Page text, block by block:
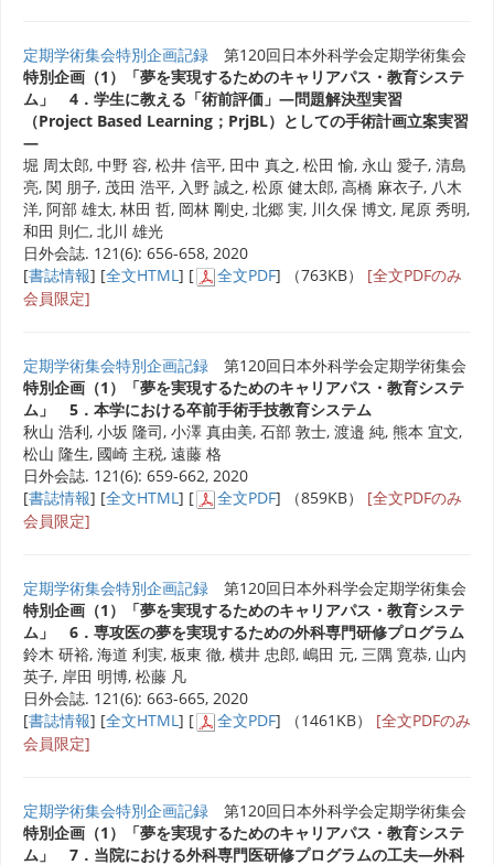
定期学術集会特別企画記録 第120回日本外科学会定期学術集会
特別企画（1）「夢を実現するためのキャリアパス・教育システ
ム」 4．学生に教える「術前評価」―問題解決型実習
（Project Based Learning；PrjBL）としての手術計画立案実習
―
堀 周太郎, 中野 容, 松井 信平, 田中 真之, 松田 愉, 永山 愛子, 清島
亮, 関 朋子, 茂田 浩平, 入野 誠之, 松原 健太郎, 高橋 麻衣子, 八木
洋, 阿部 雄太, 林田 哲, 岡林 剛史, 北郷 実, 川久保 博文, 尾原 秀明,
和田 則仁, 北川 雄光
日外会誌. 121(6): 656-658, 2020
[書誌情報] [全文HTML] [ 全文PDF] （763KB） [全文PDFのみ
会員限定]
定期学術集会特別企画記録 第120回日本外科学会定期学術集会
特別企画（1）「夢を実現するためのキャリアパス・教育システ
ム」 5．本学における卒前手術手技教育システム
秋山 浩利, 小坂 隆司, 小澤 真由美, 石部 敦士, 渡邉 純, 熊本 宜文,
松山 隆生, 國崎 主税, 遠藤 格
日外会誌. 121(6): 659-662, 2020
[書誌情報] [全文HTML] [ 全文PDF] （859KB） [全文PDFのみ
会員限定]
定期学術集会特別企画記録 第120回日本外科学会定期学術集会
特別企画（1）「夢を実現するためのキャリアパス・教育システ
ム」 6．専攻医の夢を実現するための外科専門研修プログラム
鈴木 研裕, 海道 利実, 板東 徹, 横井 忠郎, 嶋田 元, 三隅 寛恭, 山内
英子, 岸田 明博, 松藤 凡
日外会誌. 121(6): 663-665, 2020
[書誌情報] [全文HTML ] [ 全文PDF] （1461KB） [全文PDFのみ
会員限定]
定期学術集会特別企画記録 第120回日本外科学会定期学術集会
特別企画（1）「夢を実現するためのキャリアパス・教育システ
ム」 7．当院における外科専門医研修プログラムの工夫―外科